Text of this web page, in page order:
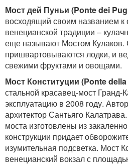
Мост дей Пуньи (Ponte dei
восходящий своим названием к
венецианской традиции –
еще называют Мостом Кулаков.
пришвартовываются лодки, и
свежими фруктами и овощами.
Мост Конституции (Pontedella
стальной красавец-мост
эксплуатацию в 2008 году.
архитектор Сантьяго
моста изготовлены из
конструкции придает
изумительная подсветка. Мост
венецианский вокзал с